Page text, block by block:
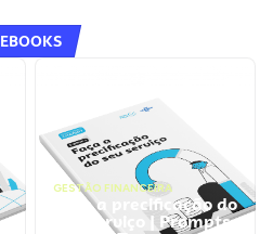
EBOOKS
GESTÃO FINANCEIRA
Faça a precificação do
seu serviço | Prompts